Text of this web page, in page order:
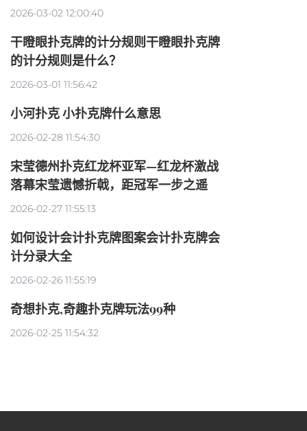
2026-03-02 12:00:40
干瞪眼扑克牌的计分规则干瞪眼扑克牌
的计分规则是什么？
2026-03-01 11:56:42
小河扑克 小扑克牌什么意思
2026-02-28 11:54:30
宋莹德州扑克红龙杯亚军—红龙杯激战
落幕宋莹遗憾折戟，距冠军一步之遥
2026-02-27 11:55:13
如何设计会计扑克牌图案会计扑克牌会
计分录大全
2026-02-26 11:55:19
奇想扑克,奇趣扑克牌玩法99种
2026-02-25 11:54:32